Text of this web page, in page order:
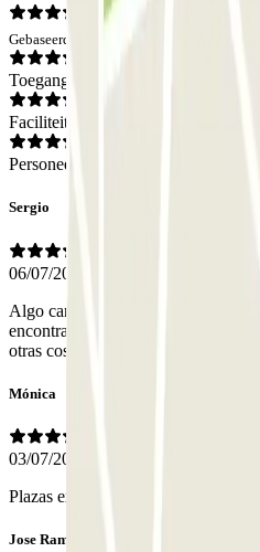
Gebaseerd op 29 meningen
Toegang
Faciliteiten
Personeel
Sergio
06/07/2026
Algo caro el precio por estacionar
encontrar el acceso al aparcamiento
otras cosas, nada que mencionar
Mónica
03/07/2026
Plazas excesivamente pequeñas
Jose Ramon